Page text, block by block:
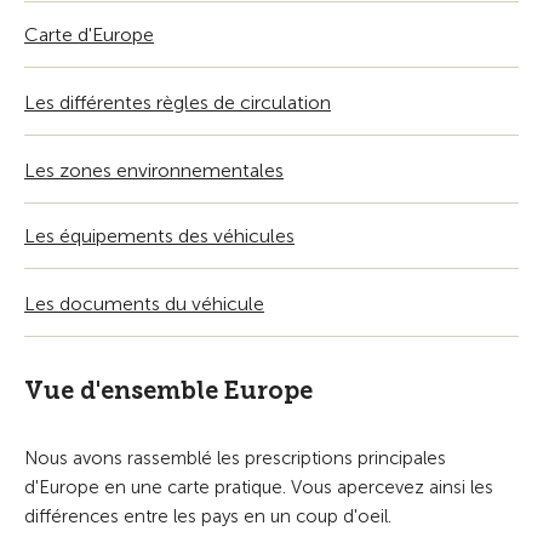
Carte d'Europe
Les différentes règles de circulation
Les zones environnementales
Les équipements des véhicules
Les documents du véhicule
Vue d'ensemble Europe
Nous avons rassemblé les prescriptions principales
d'Europe en une carte pratique. Vous apercevez ainsi les
différences entre les pays en un coup d'oeil.